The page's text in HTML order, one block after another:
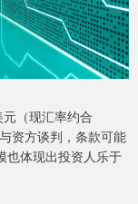
（现汇率约合
资方谈判，条款可能
也体现出投资人乐于